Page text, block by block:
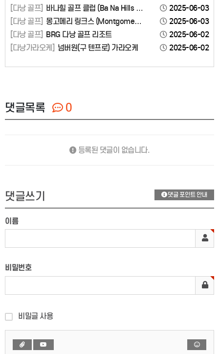
[다낭 골프] 바나힐 골프 클럽 (Ba Na Hills G
olf Club)
2025-06-03
[다낭 골프] 몽고메리 링크스 (Montgomeri
e Links Vietnam)
2025-06-03
[다낭 골프] BRG 다낭 골프 리조트
2025-06-02
[다낭가라오케] 넘버원(구 텐프로) 가라오케 2025-06-02
댓글목록 0
등록된 댓글이 없습니다.
댓글쓰기 댓글 포인트 안내
이름
비밀번호
비밀글 사용